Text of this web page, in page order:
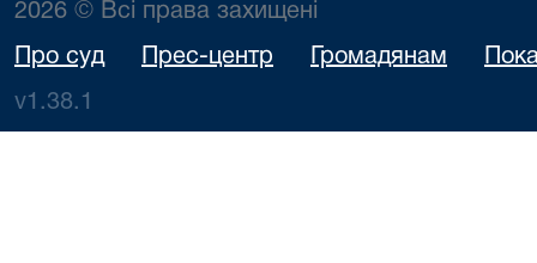
2026 © Всі права захищені
Про суд Прес-центр Громадянам
v1.38.1